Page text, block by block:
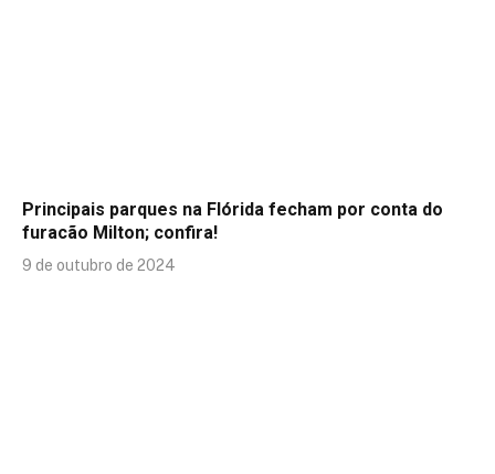
Principais parques na Flórida fecham por conta do
furacão Milton; confira!
9 de outubro de 2024